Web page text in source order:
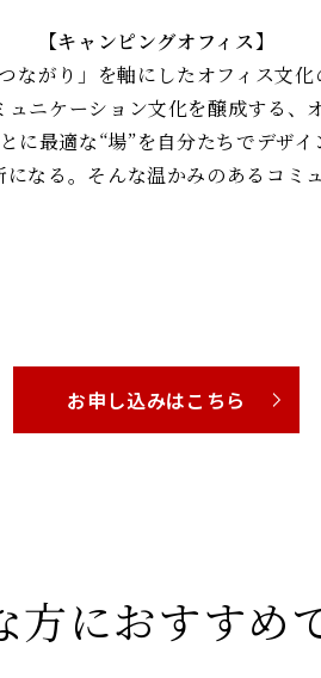
【キャンピングオフィス】
ながり」を軸にしたオフィス文化
ニケーション文化を醸成する、
最適な“場”を自分たちでデザ
なる。そんな温かみのあるコミ
お申し込みはこちら
方におすすめ